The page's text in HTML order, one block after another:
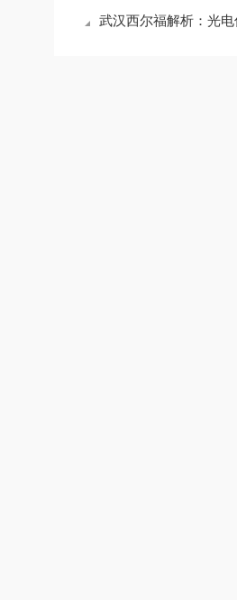
武汉西尔福解析：光电传感器的